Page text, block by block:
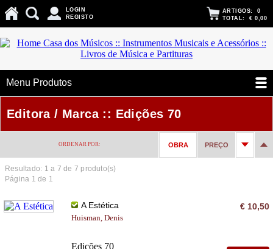
LOGIN
REGISTO
ARTIGOS: 0
TOTAL: € 0,00
Menu Produtos
Editora / Marca :: Edições 70
ORDENAR POR: OBRA PREÇO
Resultado: 1 a 7 de 7 produto(s)
Página 1 de 1
A Estética
Huisman, Denis
Edições 70
€ 10,50